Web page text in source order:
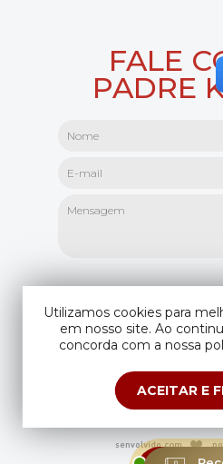
Utilizamos cookies para
em nosso site. Ao
concorda com a nossa
ACEITAR E
FALE
PADRE
Copyright © Padre Kleina.
Compartilhando seus dados você aceita